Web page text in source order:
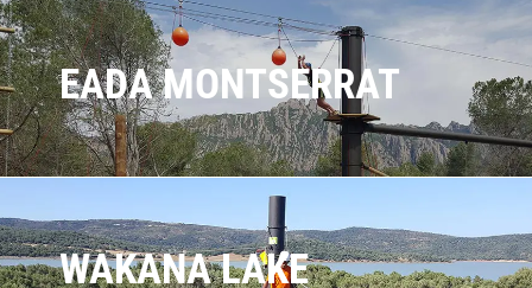
EADA MONTSERRAT
WAKANA LAKE